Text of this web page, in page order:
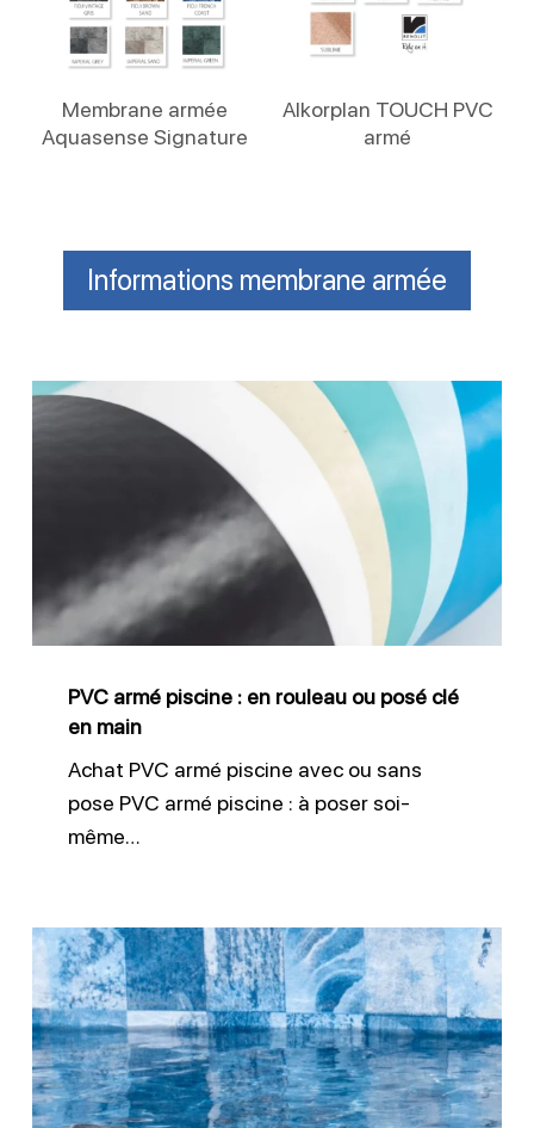
Membrane armée
Aquasense Signature
Alkorplan TOUCH PVC
armé
Informations membrane armée
PVC
armé
rouleau
ou
main
PVC armé piscine : en rouleau ou posé clé
en main
Achat PVC armé piscine avec ou sans
pose PVC armé piscine : à poser soi-
même…
Pose
membrane
piscine
PVC
armé